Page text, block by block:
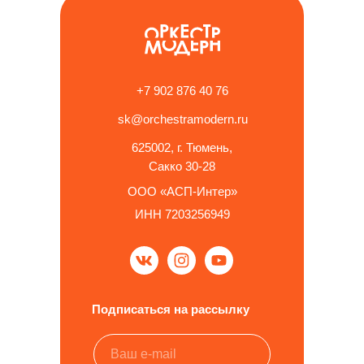
ООО «АСП-Интер»
ИНН 7203256949
sk@orchestramodern.ru
+7 902 876 40 76
625002, г. Тюмень,
Сакко 30-28
Подписаться на рассылку